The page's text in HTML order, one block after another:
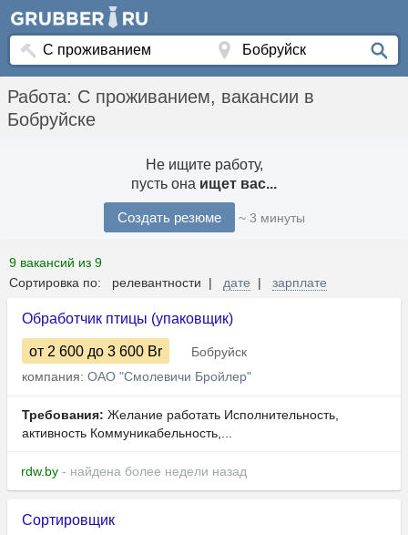
Работа: С проживанием, вакансии в
Бобруйске
Не ищите работу,
пусть она ищет вас...
Создать резюме ~ 3 минуты
9 вакансий из 9
Сортировка по: релевантности | дате | зарплате
Обработчик птицы (упаковщик)
от 2 600 до 3 600 Br
Бобруйск
компания: ОАО "Смолевичи Бройлер"
Требования: Желание работать Исполнительность,
активность Коммуникабельность,...
rdw.by - найдена более недели назад
Сортировщик